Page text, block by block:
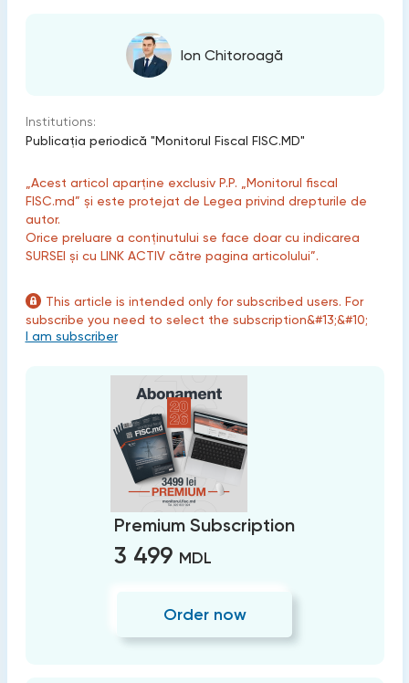
Ion Chitoroagă
Institutions:
Publicaţia periodică "Monitorul Fiscal FISC.MD"
„Acest articol aparține exclusiv P.P. „Monitorul fiscal
FISC.md” și este protejat de Legea privind drepturile de
autor.
Orice preluare a conținutului se face doar cu indicarea
SURSEI și cu LINK ACTIV către pagina articolului”.
This article is intended only for subscribed users. For
subscribe you need to select the subscription&#13;&#10;
I am subscriber
Premium Subscription
3 499 MDL
Order now